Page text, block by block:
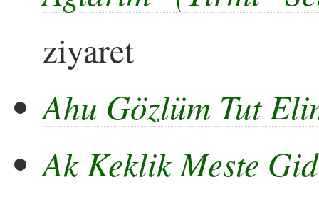
ziyaret
Ahu Gözlüm Tut
Ak Keklik Meste